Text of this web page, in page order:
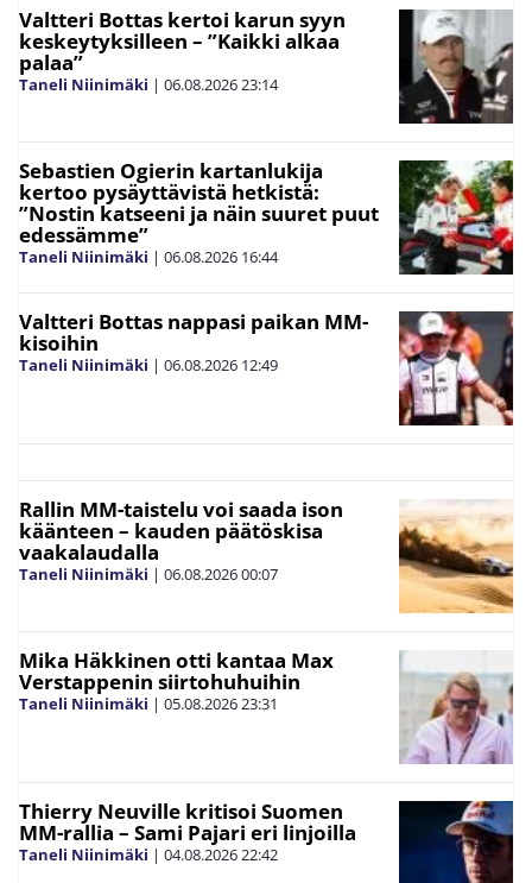
Valtteri Bottas kertoi karun syyn
keskeytyksilleen – ”Kaikki alkaa
palaa”
Taneli Niinimäki | 06.08.2026 23:14
Sebastien Ogierin kartanlukija
kertoo pysäyttävistä hetkistä:
”Nostin katseeni ja näin suuret puut
edessämme”
Taneli Niinimäki | 06.08.2026 16:44
Valtteri Bottas nappasi paikan MM-
kisoihin
Taneli Niinimäki | 06.08.2026 12:49
Rallin MM-taistelu voi saada ison
käänteen – kauden päätöskisa
vaakalaudalla
Taneli Niinimäki | 06.08.202600:07
Mika Häkkinen otti kantaa Max
Verstappenin siirtohuhuihin
Taneli Niinimäki | 05.08.2026 23:31
Thierry Neuville kritisoi Suomen
MM-rallia – Sami Pajari eri linjoilla
Taneli Niinimäki | 04.08.2026 22:42